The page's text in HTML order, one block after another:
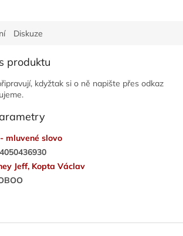
Diskuze
produktu
kdyžtak si o ně napište přes odkaz
mluvené slovo
Jeff, Kopta Václav